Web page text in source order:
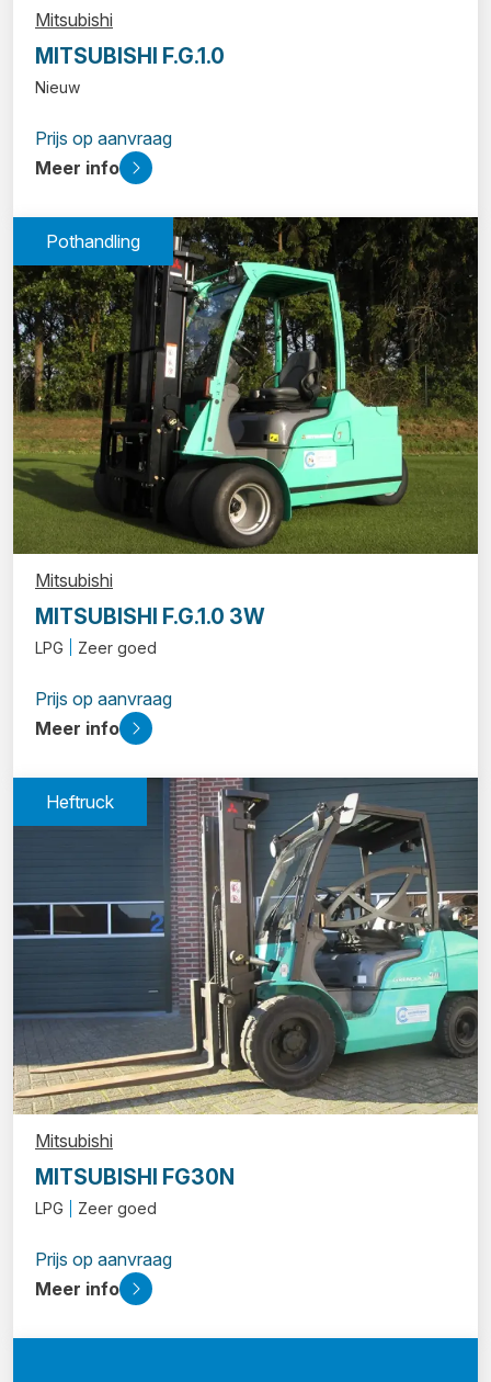
Mitsubishi
MITSUBISHI F.G.1.0
Nieuw
Prijs op aanvraag
Meer info
Pothandling
Mitsubishi
MITSUBISHI F.G.1.0 3W
LPG Zeer goed
Prijs op aanvraag
Meer info
Heftruck
Mitsubishi
MITSUBISHI FG30N
LPG Zeer goed
Prijs op aanvraag
Meer info